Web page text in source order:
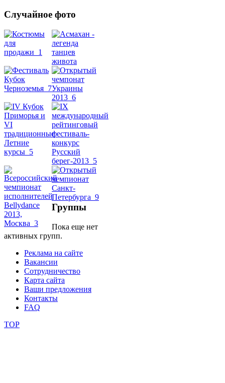
Случайное фото
Группы
Пока еще нет
активных групп.
Реклама на сайте
Вакансии
Сотрудничество
Карта сайта
Ваши предложения
Контакты
FAQ
TOP